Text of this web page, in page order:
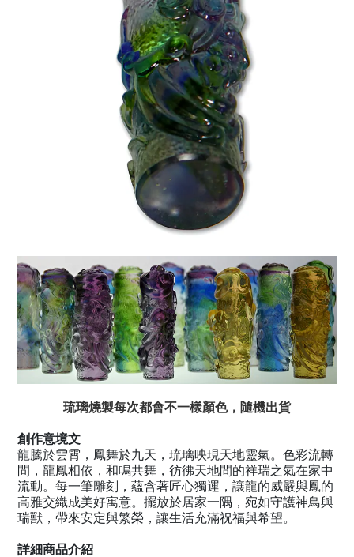
琉璃燒製每次都會不一樣顏色，隨機出貨
創作意境文
龍騰於雲霄，鳳舞於九天，琉璃映現天地靈氣。色彩流轉
間，龍鳳相依，和鳴共舞，彷彿天地間的祥瑞之氣在家中
流動。每一筆雕刻，蘊含著匠心獨運，讓龍的威嚴與鳳的
高雅交織成美好寓意。擺放於居家一隅，宛如守護神鳥與
瑞獸，帶來安定與繁榮，讓生活充滿祝福與希望。
詳細商品介紹